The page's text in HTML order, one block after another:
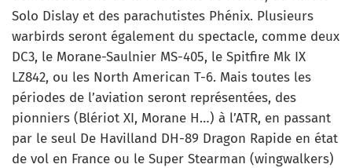
Solo Dislay et des parachutistes Phénix. Plusieurs
warbirds seront également du spectacle, comme deux
DC3, le Morane-Saulnier MS-405, le Spitfire Mk IX
LZ842, ou les North American T-6. Mais toutes les
périodes de l’aviation seront représentées, des
pionniers (Blériot XI, Morane H…) à l’ATR, en passant
par le seul De Havilland DH-89 Dragon Rapide en état
de vol en France ou le Super Stearman (wingwalkers)